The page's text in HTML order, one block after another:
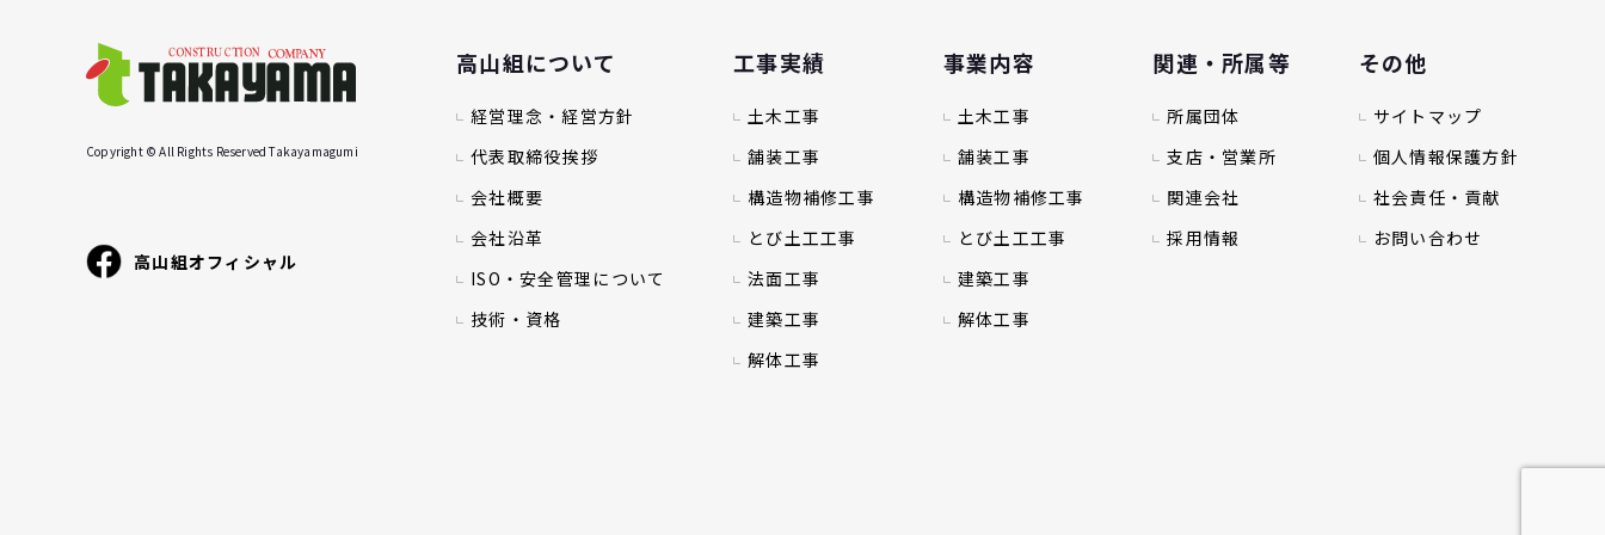
Copyright © All Rights Reserved Takayamagumi
高山組オフィシャル
高山組について
経営理念・経営方針
代表取締役挨拶
会社概要
会社沿革
ISO・安全管理について
技術・資格
工事実績
土木工事
舗装工事
構造物補修工事
とび土工工事
法面工事
建築工事
解体工事
事業内容
土木工事
舗装工事
構造物補修工事
とび土工工事
建築工事
解体工事
関連・所属等
所属団体
支店・営業所
関連会社
採用情報
その他
サイトマップ
個人情報保護方針
社会責任・貢献
お問い合わせ